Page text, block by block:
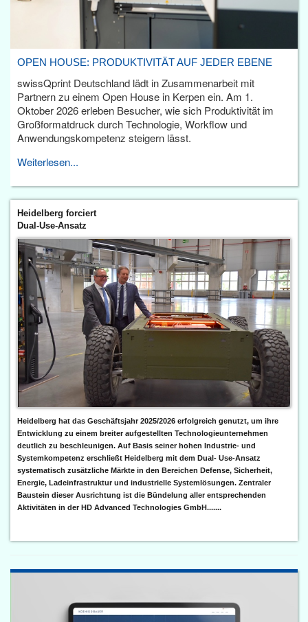
OPEN HOUSE: PRODUKTIVITÄT AUF JEDER EBENE
swissQprint Deutschland lädt in Zusammenarbeit mit
Partnern zu einem Open House in Kerpen ein. Am 1.
Oktober 2026 erleben Besucher, wie sich Produktivität im
Großformatdruck durch Technologie, Workflow und
Anwendungskompetenz steigern lässt.
Weiterlesen...
Heidelberg forciert
Dual-Use-Ansatz
Heidelberg hat das Geschäftsjahr 2025/2026 erfolgreich genutzt, um ihre
Entwicklung zu einem breiter aufgestellten Technologieunternehmen
deutlich zu beschleunigen. Auf Basis seiner hohen Industrie- und
Systemkompetenz erschließt Heidelberg mit dem Dual- Use-Ansatz
systematisch zusätzliche Märkte in den Bereichen Defense, Sicherheit,
Energie, Ladeinfrastruktur und industrielle Systemlösungen. Zentraler
Baustein dieser Ausrichtung ist die Bündelung aller entsprechenden
Aktivitäten in der HD Advanced Technologies GmbH.......